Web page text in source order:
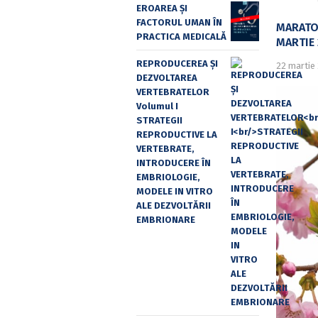
22 martie
EROAREA ȘI
FACTORUL UMAN ÎN
PRACTICA MEDICALĂ
REPRODUCEREA ȘI
DEZVOLTAREA
VERTEBRATELOR
Volumul I
STRATEGII
REPRODUCTIVE LA
VERTEBRATE,
INTRODUCERE ÎN
EMBRIOLOGIE,
MODELE IN VITRO
ALE DEZVOLTĂRII
EMBRIONARE